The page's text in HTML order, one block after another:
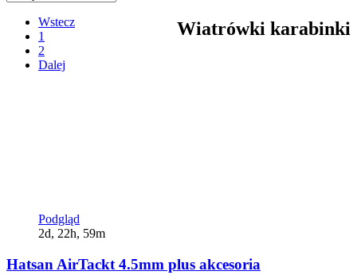
Wiatrówki karabinki
Wstecz
1
2
Dalej
Podgląd
2d, 22h, 59m
Hatsan AirTackt 4.5mm plus akcesoria